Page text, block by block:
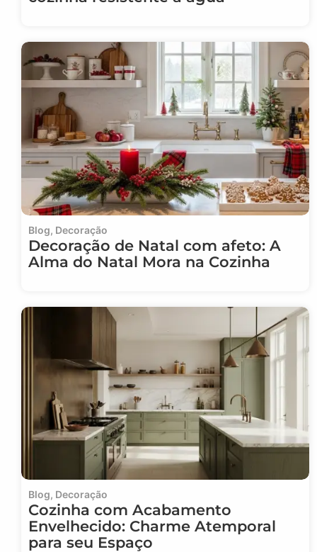
Blog, Decoração
Decoração de Natal com afeto: A
Alma do Natal Mora na Cozinha
Blog, Decoração
Cozinha com Acabamento
Envelhecido: Charme Atemporal
para seu Espaço